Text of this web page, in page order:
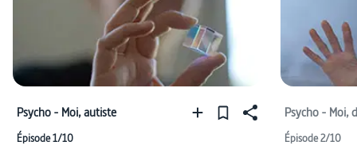
Psycho - Moi, autiste
Épisode 1/10
Psycho - Moi,
Épisode 2/10